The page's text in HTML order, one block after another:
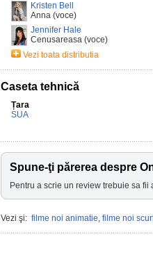
Kristen Bell
Anna (voce)
Jennifer Hale
Cenusareasa (voce)
Vezi toata distributia
Caseta tehnică
Țara
SUA
Spune-ţi părerea despre
Pentru a scrie un review trebuie sa fii
Vezi şi: filme noi animatie, filme noi